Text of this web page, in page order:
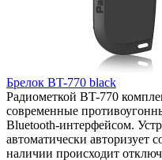
Брелок BT-770 black
Радиометкой BT-770
современные
Bluetooth-интерфейсом.
автоматически авторизует
наличии происходит